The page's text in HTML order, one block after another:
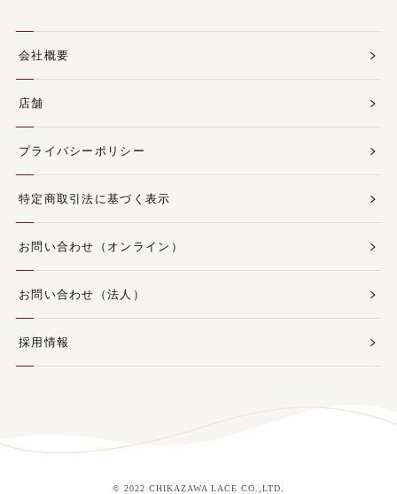
会社概要
店舗
プライバシーポリシー
特定商取引法に基づく表示
お問い合わせ（オンライン）
お問い合わせ（法人）
採用情報
© 2022 CHIKAZAWA LACE CO.,LTD.